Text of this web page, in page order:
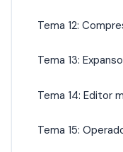
Tema 12:
Tema 13:
Tema 14: Editor
Tema 15: